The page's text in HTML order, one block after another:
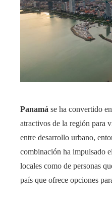
Panamá se ha convertido
atractivos de la región para
entre desarrollo urbano,
combinación ha impulsado
locales como de personas
país que ofrece opciones